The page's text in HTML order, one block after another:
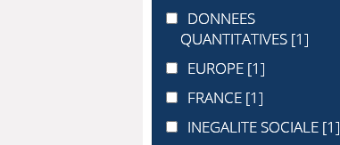
DONNEES QUANTITATIVES
DONNEES
QUANTITATIVES [1]
EUROPE
EUROPE [1]
FRANCE
FRANCE [1]
INEGALITE SOCIALE
INEGALITE SOCIALE [1]